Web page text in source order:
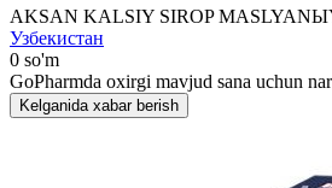
AKSAN KALSIY SIROP
Узбекистан
0 so'm
GoPharmda oxirgi mavjud sana uchun
Kelganida xabar berish